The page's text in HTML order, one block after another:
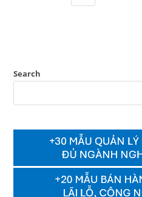
Search